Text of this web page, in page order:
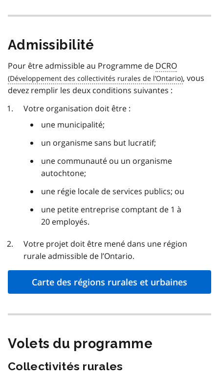
Admissibilité
Pour être admissible au Programme de DCRO
, vous
devez remplir les deux conditions suivantes :
Votre organisation doit être :
une municipalité;
un organisme sans but lucratif;
une communauté ou un organisme
autochtone;
une régie locale de services publics; ou
une petite entreprise comptant de 1 à
20 employés.
Votre projet doit être mené dans une région
rurale admissible de l’Ontario.
Carte des régions rurales et urbaines
Volets du programme
Collectivités rurales